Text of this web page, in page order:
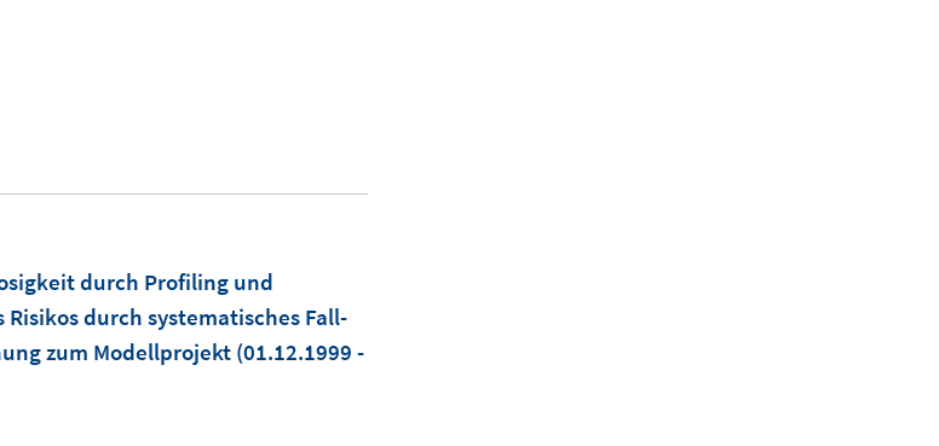
durch Profiling und
durch systematisches Fall-
zum Modellprojekt (01.12.1999 -